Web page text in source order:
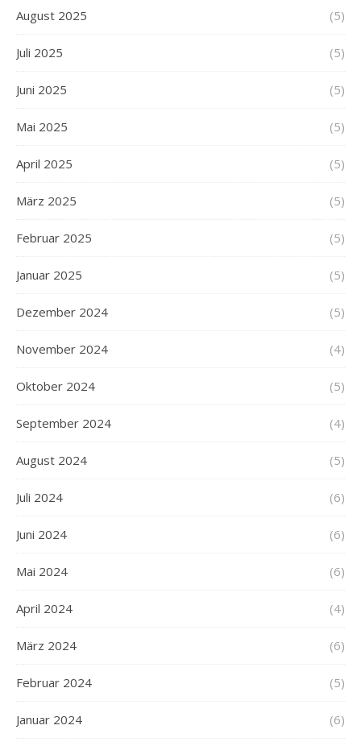
August 2025 (5)
Juli 2025 (5)
Juni 2025 (5)
Mai 2025 (5)
April 2025 (5)
März 2025 (5)
Februar 2025 (5)
Januar 2025 (5)
Dezember 2024 (5)
November 2024 (4)
Oktober 2024 (5)
September 2024 (4)
August 2024 (5)
Juli 2024 (6)
Juni 2024 (6)
Mai 2024 (6)
April 2024 (4)
März 2024 (6)
Februar 2024 (5)
Januar 2024 (6)